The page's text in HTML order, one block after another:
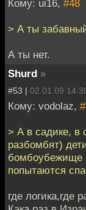
Кому: ui16, #48
> А ты
А ты нет.
Shurd »
#53 | 02.01.09
Кому: vodolaz,
> А в садике, в
разбомбят)
бомбоубежище
попытаются
где логика,где